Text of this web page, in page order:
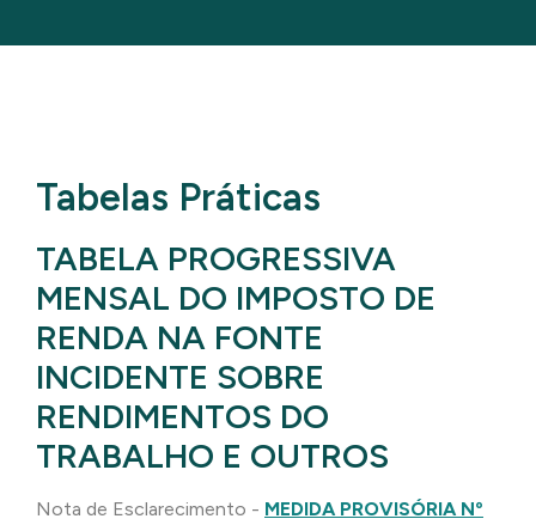
Tabelas Práticas
TABELA PROGRESSIVA
MENSAL DO IMPOSTO DE
RENDA NA FONTE
INCIDENTE SOBRE
RENDIMENTOS DO
TRABALHO E OUTROS
Nota de Esclarecimento - MEDIDA PROVISÓRIA Nº